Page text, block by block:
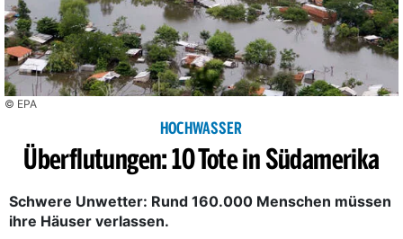
© EPA
HOCHWASSER
Überflutungen: 10 Tote in Südamerika
Schwere Unwetter: Rund 160.000 Menschen müssen
ihre Häuser verlassen.